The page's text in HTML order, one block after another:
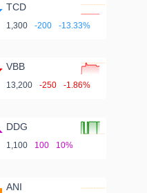
TCD
1,300 -200 -13.33%
VBB
13,200 -250 -1.86%
DDG
1,100 100 10%
ANI